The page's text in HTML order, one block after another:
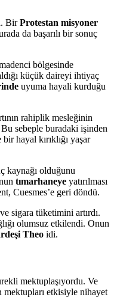
BirProtestan misyoner
da başarılı bir sonuç
bölgesinde
küçük daireyi ihtiyaç
uyuma hayali kurduğu
rahiplik mesleğinin
sebeple buradaki işinden
hayal kırıklığı yaşar
kaynağı olduğunu
tımarhaneye yatırılması
Cuesmes’e geri döndü.
sigara tüketimini artırdı.
olumsuz etkilendi. Onun
Theo idi.
mektuplaşıyordu. Ve
mektupları etkisiyle nihayet